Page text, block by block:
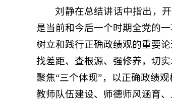
刘静在总结讲话中指出，
是当前和今后一个时期全党的
树立和践行正确政绩观的重要
找差距、查根源、强修养，切
聚焦“三个体现”，以正确政绩
教师队伍建设、师德师风涵育